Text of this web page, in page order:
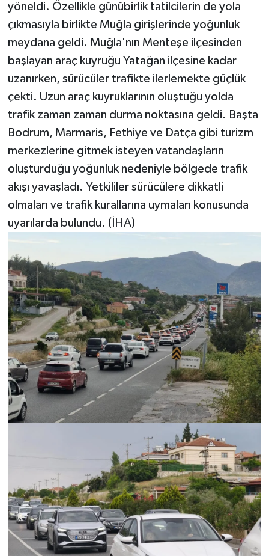
yöneldi. Özellikle günübirlik tatilcilerin de yola
çıkmasıyla birlikte Muğla girişlerinde yoğunluk
meydana geldi. Muğla'nın Menteşe ilçesinden
başlayan araç kuyruğu Yatağan ilçesine kadar
uzanırken, sürücüler trafikte ilerlemekte güçlük
çekti. Uzun araç kuyruklarının oluştuğu yolda
trafik zaman zaman durma noktasına geldi. Başta
Bodrum, Marmaris, Fethiye ve Datça gibi turizm
merkezlerine gitmek isteyen vatandaşların
oluşturduğu yoğunluk nedeniyle bölgede trafik
akışı yavaşladı. Yetkililer sürücülere dikkatli
olmaları ve trafik kurallarına uymaları konusunda
uyarılarda bulundu. (İHA)